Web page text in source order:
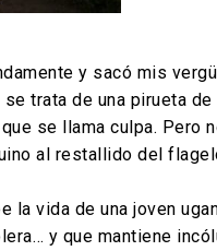
y sacó mis
trata de una pirueta
se llama culpa. Pero
al restallido del
vida de una joven
y que mantiene